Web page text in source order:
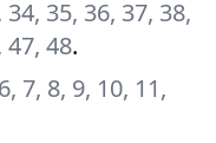
35, 36, 37, 38,
47, 48.
7, 8, 9, 10, 11,